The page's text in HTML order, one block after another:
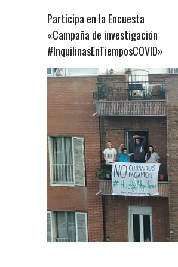
Participa en la Encuesta
«Campaña de investigación
#InquilinasEnTiemposCOVID»